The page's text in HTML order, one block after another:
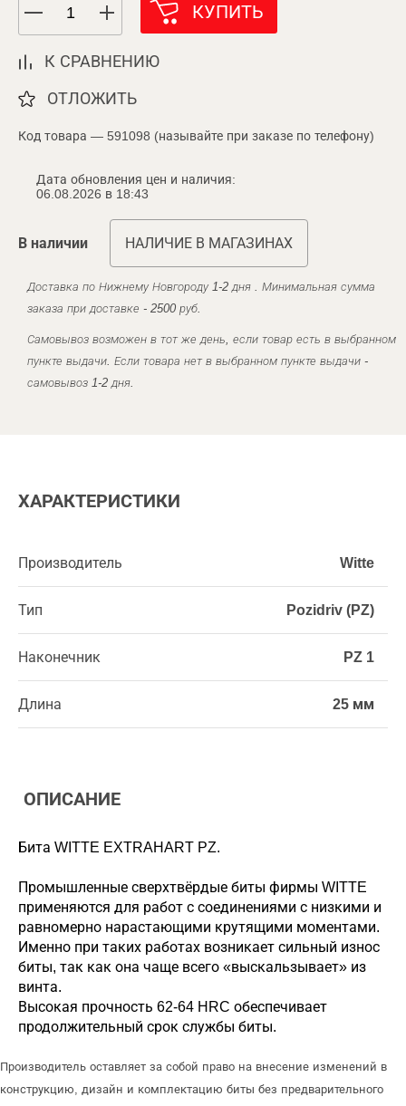
КУПИТЬ
К СРАВНЕНИЮ
ОТЛОЖИТЬ
Код товара — 591098 (называйте при заказе по телефону)
Дата обновления цен и наличия:
06.08.2026 в 18:43
В наличии НАЛИЧИЕ В МАГАЗИНАХ
Доставка по Нижнему Новгороду 1-2 дня . Минимальная сумма
заказа при доставке - 2500 руб.
Самовывоз возможен в тот же день, если товар есть в выбранном
пункте выдачи. Если товара нет в выбранном пункте выдачи -
самовывоз 1-2 дня.
ХАРАКТЕРИСТИКИ
Производитель Witte
Тип Pozidriv (PZ)
Наконечник PZ 1
Длина 25 мм
ОПИСАНИЕ
Бита WITTE EXTRAHART PZ.
Промышленные сверхтвёрдые биты фирмы WITTE
применяются для работ с соединениями с низкими и
равномерно нарастающими крутящими моментами.
Именно при таких работах возникает сильный износ
биты, так как она чаще всего «выскальзывает» из
винта.
Высокая прочность 62-64 HRC обеспечивает
продолжительный срок службы биты.
Производитель оставляет за собой право на внесение изменений в
конструкцию, дизайн и комплектацию биты без предварительного